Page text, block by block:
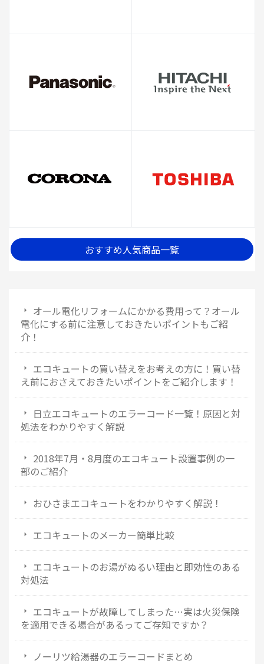
おすすめ人気商品一覧
オール電化リフォームにかかる費用って？オール
電化にする前に注意しておきたいポイントもご紹
介！
エコキュートの買い替えをお考えの方に！買い替
え前におさえておきたいポイントをご紹介します！
日立エコキュートのエラーコード一覧！原因と対
処法をわかりやすく解説
2018年7月・8月度のエコキュート設置事例の一
部のご紹介
おひさまエコキュートをわかりやすく解説！
エコキュートのメーカー簡単比較
エコキュートのお湯がぬるい理由と即効性のある
対処法
エコキュートが故障してしまった…実は火災保険
を適用できる場合があるってご存知ですか？
ノーリツ給湯器のエラーコードまとめ